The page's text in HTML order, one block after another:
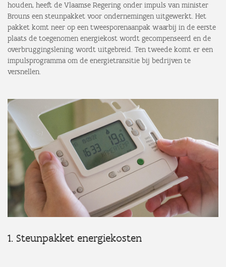
houden, heeft de Vlaamse Regering onder impuls van minister
Brouns een steunpakket voor ondernemingen uitgewerkt. Het
pakket komt neer op een tweesporenaanpak waarbij in de eerste
plaats de toegenomen energiekost wordt gecompenseerd en de
overbruggingslening wordt uitgebreid. Ten tweede komt er een
impulsprogramma om de energietransitie bij bedrijven te
versnellen.
1. Steunpakket energiekosten